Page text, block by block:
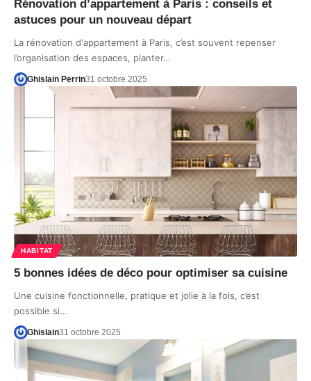
Rénovation d’appartement à Paris : conseils et
astuces pour un nouveau départ
La rénovation d'appartement à Paris, c’est souvent repenser
l’organisation des espaces, planter…
Ghislain Perrin31 octobre 2025
HABITAT
5 bonnes idées de déco pour optimiser sa cuisine
Une cuisine fonctionnelle, pratique et jolie à la fois, c’est
possible si…
Ghislain31 octobre 2025